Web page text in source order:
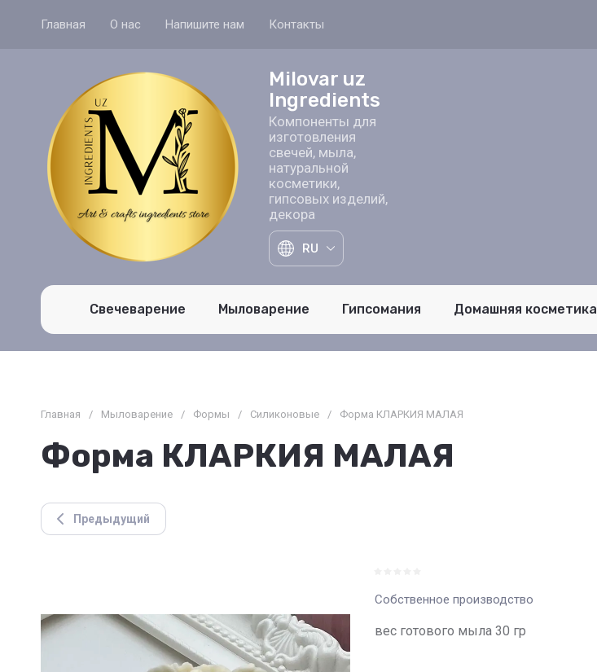
Главная О нас Напишите нам Контакты
Milovar uz
Ingredients
Компоненты для
изготовления
свечей, мыла,
натуральной
косметики,
гипсовых изделий,
декора
RU
Свечеварение Мыловарение Гипсомания Домашняя косметика
Главная / Мыловарение / Формы / Силиконовые / Форма КЛАРКИЯ МАЛАЯ
Форма КЛАРКИЯ МАЛАЯ
Предыдущий
Собственное производство
вес готового мыла 30 гр